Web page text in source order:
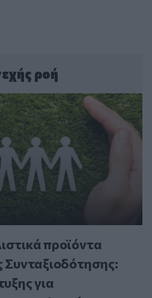
ροή
προϊόντα
Συνταξιοδότησης:
για